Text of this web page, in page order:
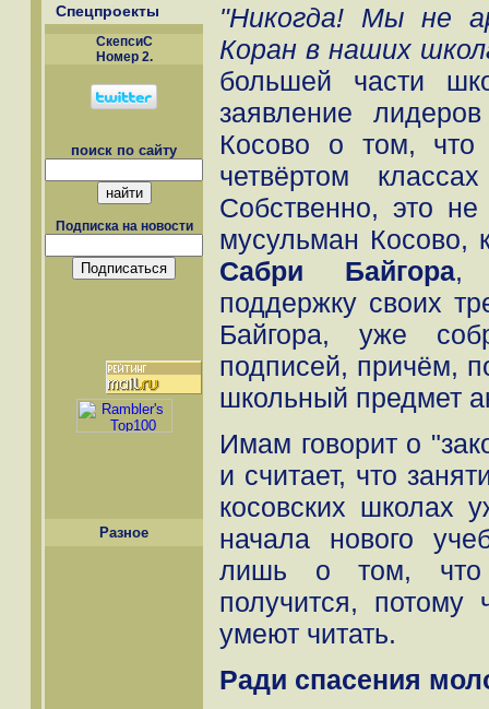
Спецпроекты
СкепсиС
Номер 2.
поиск по сайту
Подписка на новости
Разное
"Никогда! Мы не
Коран в наших
большей части
заявление
Косово о том,
четвёртом
Собственно, это
мусульман Косово,
Сабри Байгора,
поддержку своих
Байгора, уже
подписей, причём,
школьный предмет
Имам говорит о
и считает, что
косовских школах
начала нового
лишь о том, что
получится,
умеют читать.
Ради спасения